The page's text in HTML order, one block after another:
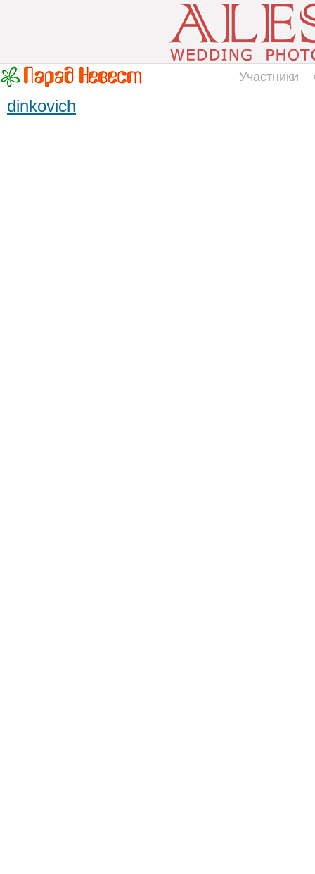
Участники
dinkovich